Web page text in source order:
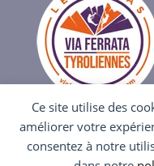
Ce site utilise des
améliorer votre
consentez à notre